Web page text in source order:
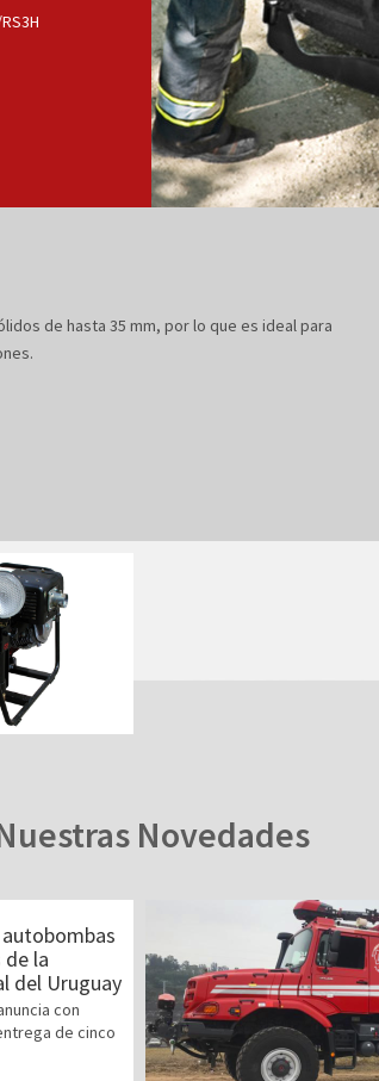
de hasta 35 mm, por lo que es ideal para
Novedades
la
del Uruguay
con
de cinco